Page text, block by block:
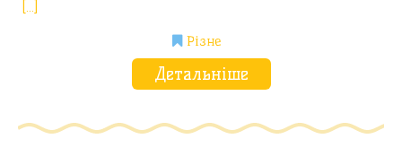
[…]
Різне
Детальніше